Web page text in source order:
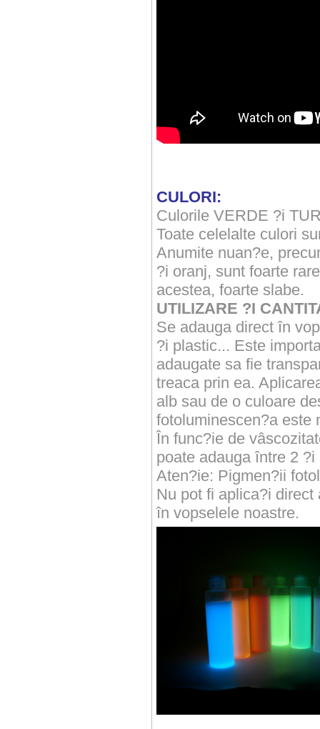
CULORI:
Culorile VERDE ?i
Toate celelalte culori
Anumite nuan?e,
?i oranj, sunt foarte
acestea, foarte slabe.
UTILIZARE ?I
Se adauga direct în
?i plastic... Este
adaugate sa fie
treaca prin ea.
alb sau de o culoare
fotoluminescen?a este
În func?ie de
poate adauga între 2
Aten?ie: Pigmen?ii
Nu pot fi aplica?i
în vopselele noastre.